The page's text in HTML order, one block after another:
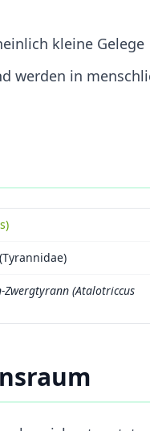
kleine Gelege
werden in
Zwergtyrann (Atalotriccus